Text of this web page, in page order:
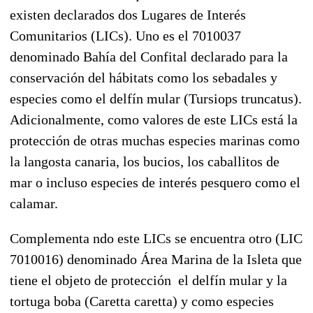
existen declarados dos Lugares de Interés
Comunitarios (LICs). Uno es el 7010037
denominado Bahía del Confital declarado para la
conservación del hábitats como los sebadales y
especies como el delfín mular (Tursiops truncatus).
Adicionalmente, como valores de este LICs está la
protección de otras muchas especies marinas como
la langosta canaria, los bucios, los caballitos de
mar o incluso especies de interés pesquero como el
calamar.
Complementa ndo este LICs se encuentra otro (LIC
7010016) denominado Área Marina de la Isleta que
tiene el objeto de protección el delfín mular y la
tortuga boba (Caretta caretta) y como especies